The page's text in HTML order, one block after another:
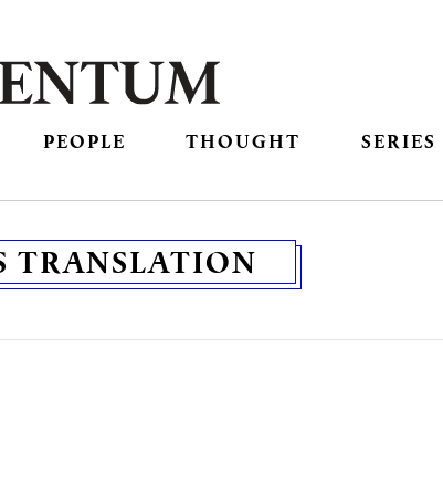
PEOPLE THOUGHT SERIES
TRANSLATION